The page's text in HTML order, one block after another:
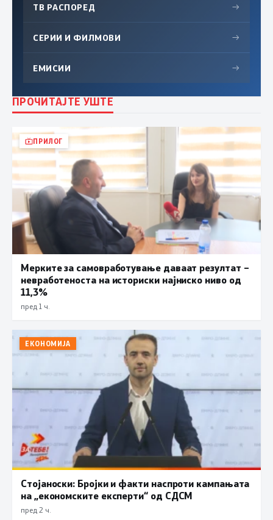
ТВ РАСПОРЕД →
СЕРИИ И ФИЛМОВИ →
ЕМИСИИ →
ПРОЧИТАЈТЕ УШТЕ
ПРИЛОГ
Мерките за самовработување даваат резултат –
невработеноста на историски најниско ниво од
11,3%
пред 1 ч.
ЕКОНОМИЈА
Стојаноски: Бројки и факти наспроти кампањата
на „економските експерти“ од СДСM
пред 2 ч.